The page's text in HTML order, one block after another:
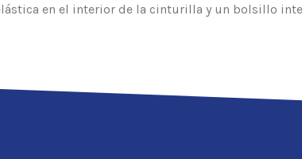
en el interior de la cinturilla y un bolsillo